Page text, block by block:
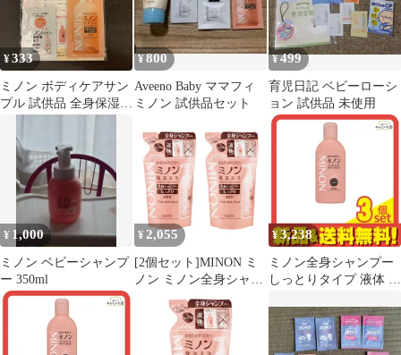
¥333
ミノン ボディケアサン
プル 試供品 全身保湿ミ
ー ベビー
¥800
Aveeno Baby ママフィ
ミノン 試供品セット
¥499
育児日記 ベビーローシ
ョン 試供品 未使用
¥ 1,000
ミノン ベビーシャンプ
ー 350ml
¥ 2,055
[2個セット]MINON ミ
ノン ミノン全身シャン
プーしっとりタイプ 詰
替え 380ml 微香性 ボデ
ィケア ボディソープ シ
ャンプー[ネコポス]
¥3,238
ミノン全身シャンプー
しっとりタイプ 液体 ボ
まとめ売り